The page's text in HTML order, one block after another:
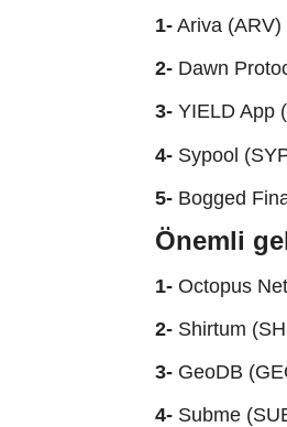
1-Ariva (ARV)
2-Dawn
3-YIELD App
4-Sypool
5-Bogged
Önemli
1-Octopus
2-Shirtum
3-GeoDB
4-Subme